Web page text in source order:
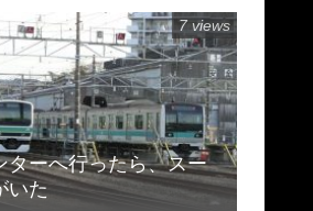
ターへ行ったら、スー
いた
7 views